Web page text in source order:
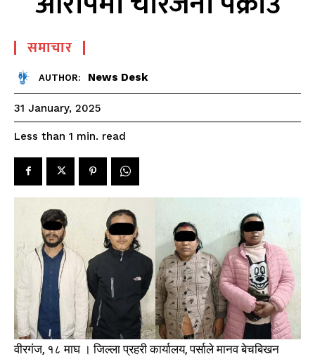
समाचार
AUTHOR: News Desk
31 January, 2025
Less than 1 min. read
वीरगंज, १८ माघ । जिल्ला प्रहरी कार्यालय, पर्साले मानव बेचबिखन